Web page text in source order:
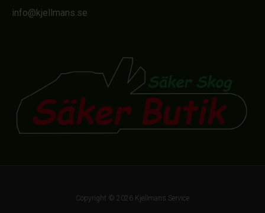
info@kjellmans.se
Copyright © 2026 Kjellmans Service